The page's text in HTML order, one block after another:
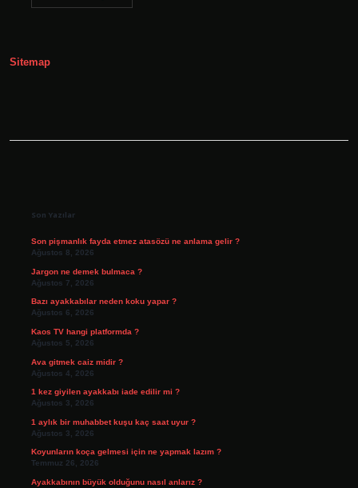
Sitemap
Son Yazılar
Son pişmanlık fayda etmez atasözü ne anlama gelir ?
Ağustos 8, 2026
Jargon ne demek bulmaca ?
Ağustos 7, 2026
Bazı ayakkabılar neden koku yapar ?
Ağustos 6, 2026
Kaos TV hangi platformda ?
Ağustos 5, 2026
Ava gitmek caiz midir ?
Ağustos 4, 2026
1 kez giyilen ayakkabı iade edilir mi ?
Ağustos 3, 2026
1 aylık bir muhabbet kuşu kaç saat uyur ?
Ağustos 3, 2026
Koyunların koça gelmesi için ne yapmak lazım ?
Temmuz 26, 2026
Ayakkabının büyük olduğunu nasıl anlarız ?